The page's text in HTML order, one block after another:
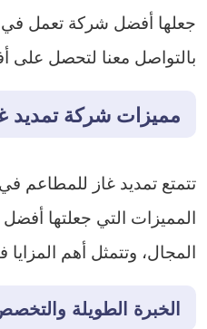
جعلها أفضل شركة تعمل
بالتواصل معنا لتحصل على
مميزات شركة تمديد
تتمتع تمديد غاز للمطاعم
المميزات التي جعلتها
المجال، وتتمثل أهم
الخبرة الطويلة